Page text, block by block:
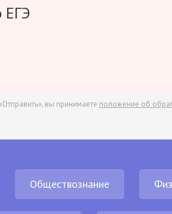
ЕГЭ
вы принимаете положение об
Обществознание